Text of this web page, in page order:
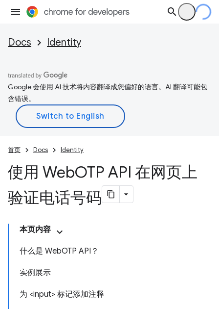
Docs Identity
Google 会使用 AI 技术将内容翻译成您偏好的语言。AI 翻译可能包
含错误。
首页 Docs Identity
使用 WebOTP API 在网页上
验证电话号码
本页内容
什么是 WebOTP API？
实例展示
为 <input> 标记添加注释